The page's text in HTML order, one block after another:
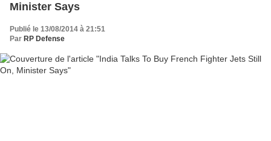
Minister Says
Publié le 13/08/2014 à 21:51
Par RP Defense